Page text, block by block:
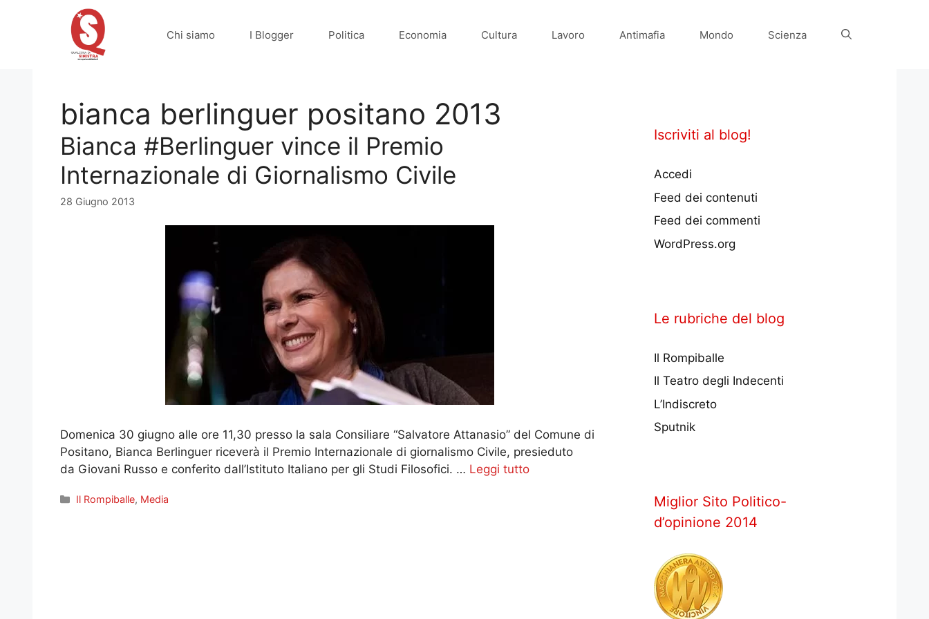
Chi siamo I Blogger Politica Economia Cultura Lavoro Antimafia Mondo Scienza
bianca berlinguer positano 2013
Bianca #Berlinguer vince il Premio
Internazionale di Giornalismo Civile
28 Giugno 2013
Domenica 30 giugno alle ore 11,30 presso la sala Consiliare “Salvatore Attanasio” del Comune di
Positano, Bianca Berlinguer riceverà il Premio Internazionale di giornalismo Civile, presieduto
da Giovani Russo e conferito dall’Istituto Italiano per gli Studi Filosofici. … Leggi tutto
Categorie
Il Rompiballe, Media
Iscriviti al blog!
Accedi
Feed dei contenuti
Feed dei commenti
WordPress.org
Le rubriche del blog
Il Rompiballe
Il Teatro degli Indecenti
L’Indiscreto
Sputnik
Miglior Sito Politico-
d’opinione 2014